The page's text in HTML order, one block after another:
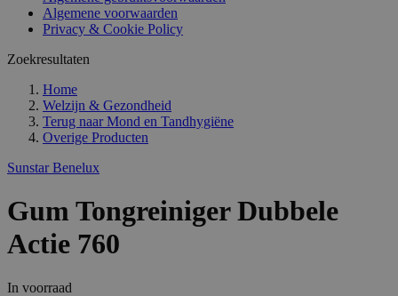
Algemene voorwaarden
Privacy & Cookie Policy
Zoekresultaten
Home
Welzijn & Gezondheid
Terug naar Mond en Tandhygiëne
Overige Producten
Sunstar Benelux
Gum Tongreiniger Dubbele
Actie 760
In voorraad